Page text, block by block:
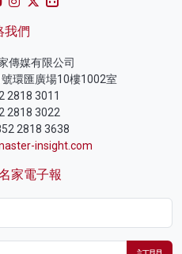
我們
傳媒有限公司
環匯廣場10樓1002室
2818 3011
2818 3022
2818 3638
insight.com
家電子報